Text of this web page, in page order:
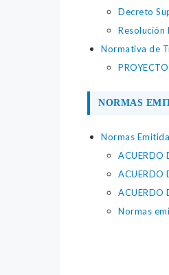
Decreto
Resolución
Normativa de
PROYECTO
NORMAS
Normas
ACUERDO
ACUERDO
ACUERDO
Normas